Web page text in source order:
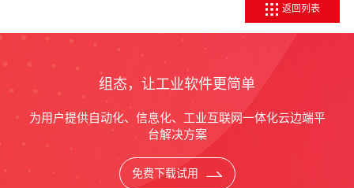
返回列表
组态，让工业软件更简单
为用户提供自动化、信息化、工业互联网一体化云边端平
台解决方案
免费下载试用